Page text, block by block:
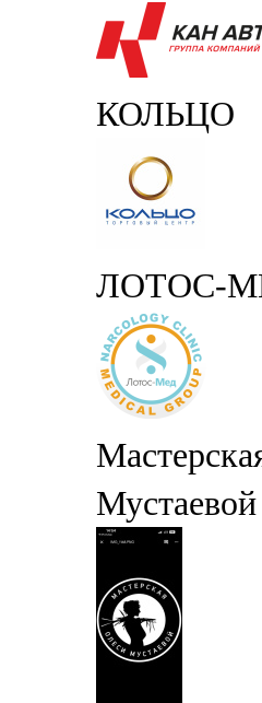
КОЛЬЦО
ЛОТОС-
Мустаевой